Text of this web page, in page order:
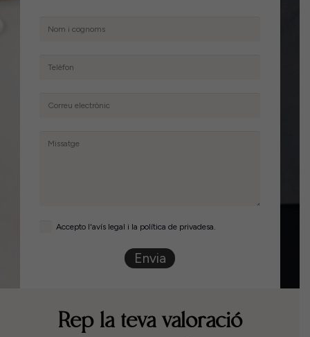
Accepto l'avís legal i la política de privadesa.
Envia
Rep la teva valoració